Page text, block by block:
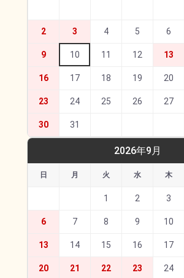
2 3 4 5 6
9 10 11 12 13
16 17 18 19 20
23 24 25 26 27
30 31
2026年9月
日 月 火 水 木
1 2 3
6 7 8 9 10
13 14 15 16 17
20 21 22 23 24